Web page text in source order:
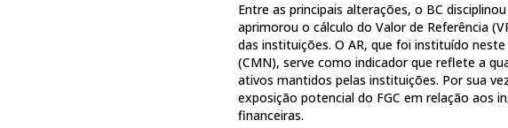
Entre as principais alterações, o BC
aprimorou o cálculo do Valor de Referência
das instituições. O AR, que foi instituído
(CMN), serve como indicador que reflete a
ativos mantidos pelas instituições. Por sua
exposição potencial do FGC em relação aos
financeiras.